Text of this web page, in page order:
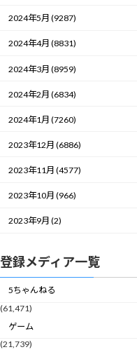
2024年5月 (9287)
2024年4月 (8831)
2024年3月 (8959)
2024年2月 (6834)
2024年1月 (7260)
2023年12月 (6886)
2023年11月 (4577)
2023年10月 (966)
2023年9月 (2)
登録メディア一覧
5ちゃんねる
(61,471)
ゲーム
(21,739)